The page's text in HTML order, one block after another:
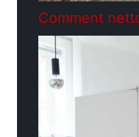
Comment